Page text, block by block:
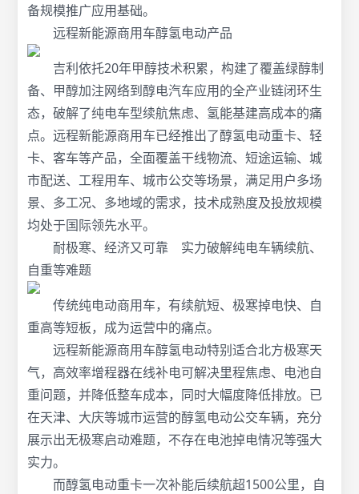
备规模推广应用基础。
远程新能源商用车醇氢电动产品
吉利依托20年甲醇技术积累，构建了覆盖绿醇制
备、甲醇加注网络到醇电汽车应用的全产业链闭环生
态，破解了纯电车型续航焦虑、氢能基建高成本的痛
点。远程新能源商用车已经推出了醇氢电动重卡、轻
卡、客车等产品，全面覆盖干线物流、短途运输、城
市配送、工程用车、城市公交等场景，满足用户多场
景、多工况、多地域的需求，技术成熟度及投放规模
均处于国际领先水平。
耐极寒、经济又可靠 实力破解纯电车辆续航、
自重等难题
传统纯电动商用车，有续航短、极寒掉电快、自
重高等短板，成为运营中的痛点。
远程新能源商用车醇氢电动特别适合北方极寒天
气，高效率增程器在线补电可解决里程焦虑、电池自
重问题，并降低整车成本，同时大幅度降低排放。已
在天津、大庆等城市运营的醇氢电动公交车辆，充分
展示出无极寒启动难题，不存在电池掉电情况等强大
实力。
而醇氢电动重卡一次补能后续航超1500公里，自